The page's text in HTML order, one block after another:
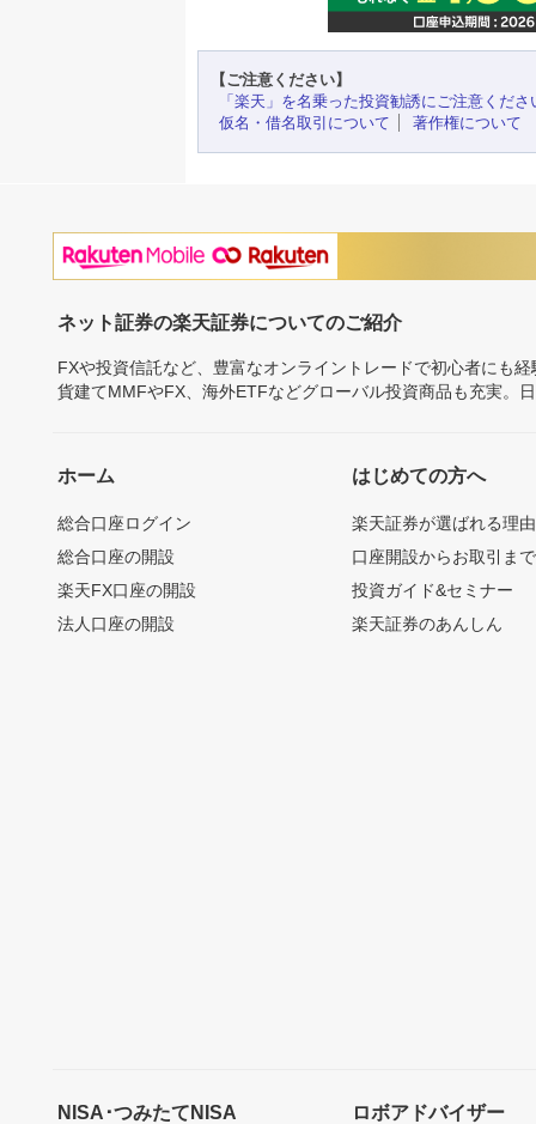
【ご注意ください】
「楽天」を名乗った投資勧誘にご注意くださ
仮名・借名取引について
著作権について
ネット証券の楽天証券についてのご紹介
FXや投資信託など、豊富なオンライントレードで初心者にも
貨建てMMFやFX、海外ETFなどグローバル投資商品も充実。
ホーム
総合口座ログイン
総合口座の開設
楽天FX口座の開設
法人口座の開設
はじめての方へ
楽天証券が選ばれる理由
口座開設からお取引ま
投資ガイド&セミナー
楽天証券のあんしん
NISA･つみたてNISA ロボアドバイザー